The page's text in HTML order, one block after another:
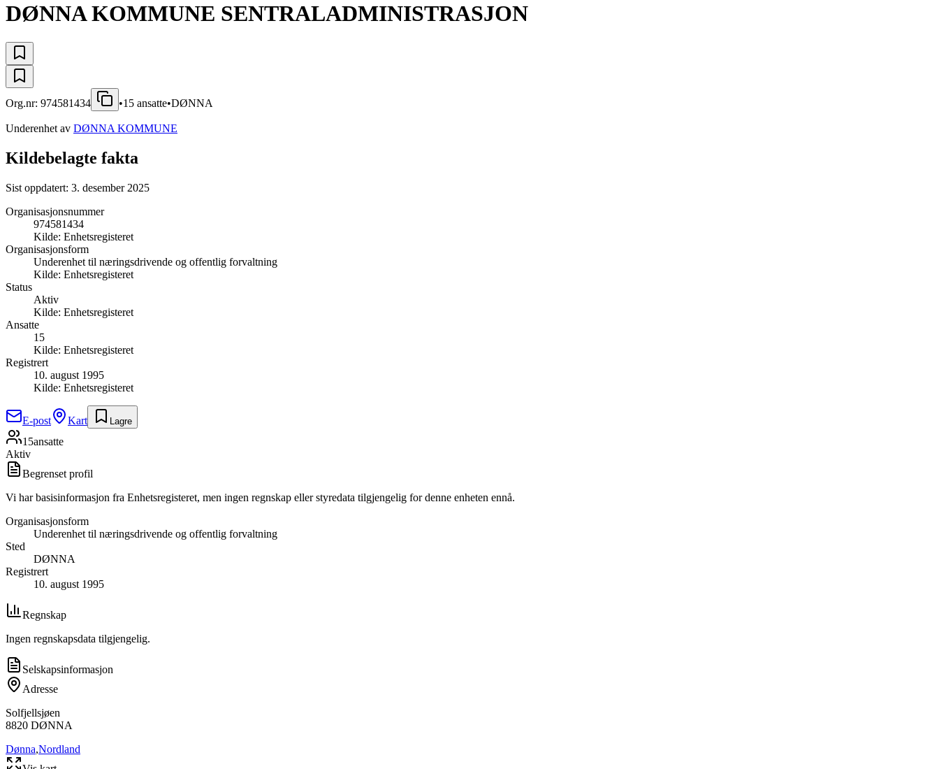
DØNNA KOMMUNE SENTRALADMINISTRASJON
Org.nr: 974581434 •15 ansatte•DØNNA
Underenhet av DØNNA KOMMUNE
Kildebelagte fakta
Sist oppdatert: 3. desember 2025
Organisasjonsnummer
974581434
Kilde: Enhetsregisteret
Organisasjonsform
Underenhet til næringsdrivende og offentlig forvaltning
Kilde: Enhetsregisteret
Status
Aktiv
Kilde: Enhetsregisteret
Ansatte
15
Kilde: Enhetsregisteret
Registrert
10. august 1995
Kilde: Enhetsregisteret
E-post Kart Lagre
15ansatte
Aktiv
Begrenset profil
Vi har basisinformasjon fra Enhetsregisteret, men ingen regnskap eller styredata tilgjengelig for denne enheten ennå.
Organisasjonsform
Underenhet til næringsdrivende og offentlig forvaltning
Sted
DØNNA
Registrert
10. august 1995
Regnskap
Ingen regnskapsdata tilgjengelig.
Selskapsinformasjon
Adresse
Solfjellsjøen
8820 DØNNA
Dønna,Nordland